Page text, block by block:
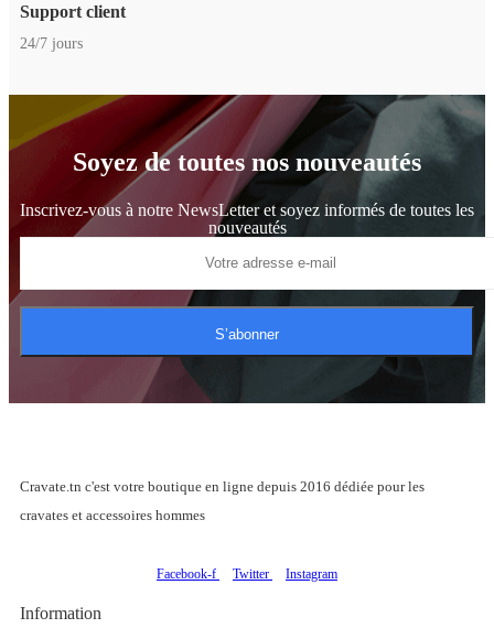
Support client
24/7 jours
Soyez de toutes nos nouveautés
Inscrivez-vous à notre NewsLetter et soyez informés de toutes les
nouveautés
S’abonner
Cravate.tn c'est votre boutique en ligne depuis 2016 dédiée pour les
cravates et accessoires hommes
Facebook-f Twitter Instagram
Information